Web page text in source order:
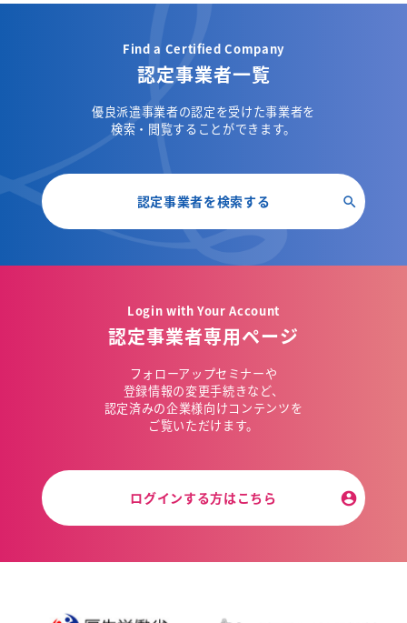
Find a Certified Company
認定事業者一覧
優良派遣事業者の認定を受けた事業者を
検索・閲覧することができます。
認定事業者を検索する
Login with Your Account
認定事業者専用ページ
フォローアップセミナーや
登録情報の変更手続きなど、
認定済みの企業様向けコンテンツを
ご覧いただけます。
ログインする方はこちら